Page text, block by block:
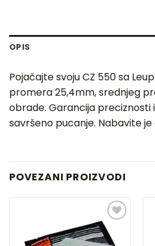
OPIS
Pojačajte svoju CZ 550 sa
promera 25,4mm, srednjeg
obrade. Garancija preciznosti
savršeno pucanje. Nabavite
POVEZANI PROIZVODI